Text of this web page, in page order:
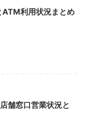
利用状況まとめ
舗窓口営業状況と